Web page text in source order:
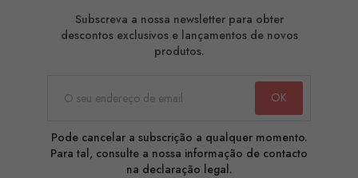
Subscreva a nossa newsletter para obter
descontos exclusivos e lançamentos de novos
produtos.
Pode cancelar a subscrição a qualquer momento.
Para tal, consulte a nossa informação de contacto
na declaração legal.